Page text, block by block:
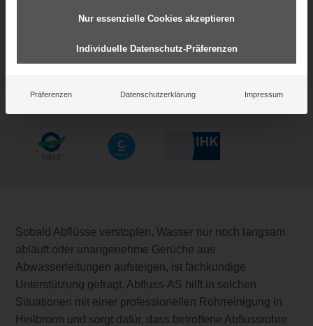
gemeinsamen Erfolg
Sobald Abflüsse verstopfen, Wasser nur noch langsam
abläuft oder unangenehme Gerüche aus
Abwasserleitungen aufsteigen, ist fachkundige
Unterstützung gefragt. Abfluss-AS hilft in solchen
Situationen mit einer professionellen Rohrreinigung in
Heilbronn und sorgt dafür, dass betroffene Abflussrohre
Nur essenzielle Cookies akzeptieren
Individuelle Datenschutz-Präferenzen
Präferenzen Datenschutzerklärung Impressum